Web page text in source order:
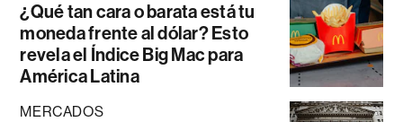
¿Qué tan cara o barata está tu
moneda frente al dólar? Esto
revela el Índice Big Mac para
América Latina
MERCADOS